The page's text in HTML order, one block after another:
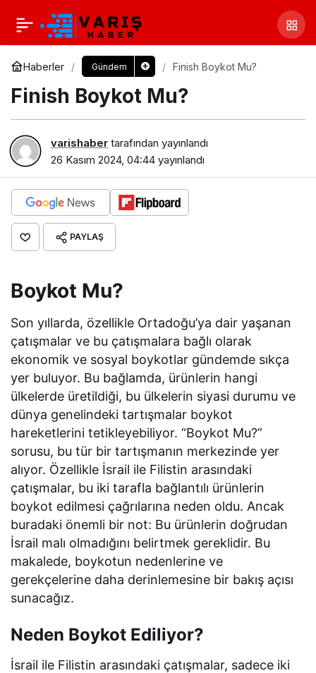
Haberler Gündem Finish Boykot Mu?
Finish Boykot Mu?
varishaber tarafından yayınlandı
26 Kasım 2024, 04:44 yayınlandı
PAYLAŞ
Boykot Mu?
Son yıllarda, özellikle Ortadoğu’ya dair yaşanan
çatışmalar ve bu çatışmalara bağlı olarak
ekonomik ve sosyal boykotlar gündemde sıkça
yer buluyor. Bu bağlamda, ürünlerin hangi
ülkelerde üretildiği, bu ülkelerin siyasi durumu ve
dünya genelindeki tartışmalar boykot
hareketlerini tetikleyebiliyor. “Boykot Mu?”
sorusu, bu tür bir tartışmanın merkezinde yer
alıyor. Özellikle İsrail ile Filistin arasındaki
çatışmalar, bu iki tarafla bağlantılı ürünlerin
boykot edilmesi çağrılarına neden oldu. Ancak
buradaki önemli bir not: Bu ürünlerin doğrudan
İsrail malı olmadığını belirtmek gereklidir. Bu
makalede, boykotun nedenlerine ve
gerekçelerine daha derinlemesine bir bakış açısı
sunacağız.
Neden Boykot Ediliyor?
İsrail ile Filistin arasındaki çatışmalar, sadece iki